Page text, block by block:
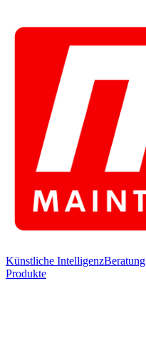
Künstliche IntelligenzBeratung
Produkte